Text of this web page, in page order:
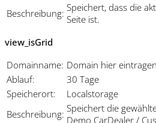
Beschreibung: Speichert, dass die
Seite ist.
view_isGrid
Domainname: Domain hier eintragen
Ablauf:
30 Tage
Speicherort:
Localstorage
Beschreibung: Speichert die
Demo CarDealer /